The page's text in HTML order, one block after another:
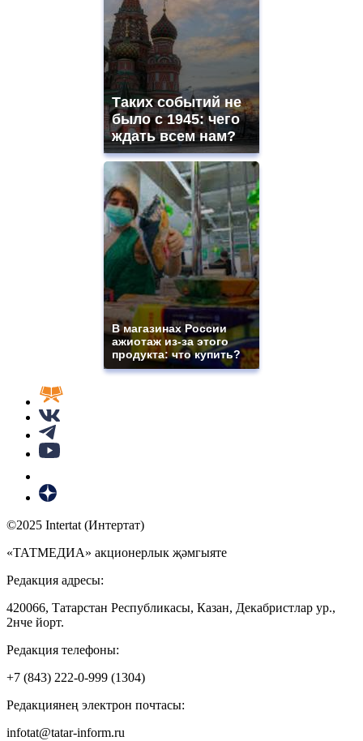
Таких событий не
было с 1945: чего
ждать всем нам?
В магазинах России
ажиотаж из-за этого
продукта: что купить?
©2025 Intertat (Интертат)
«ТАТМЕДИА» акционерлык җәмгыяте
Редакция адресы:
420066, Татарстан Республикасы, Казан, Декабристлар ур.,
2нче йорт.
Редакция телефоны:
+7 (843) 222-0-999 (1304)
Редакциянең электрон почтасы:
infotat@tatar-inform.ru